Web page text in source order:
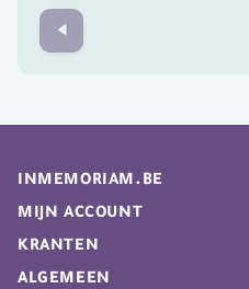
Prev
INMEMORIAM.BE
Rouwberichten
MIJN ACCOUNT
My Inmemoriam
KRANTEN
De Standaard
ALGEMEEN